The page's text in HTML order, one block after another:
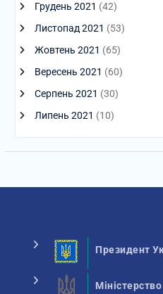
Грудень 2021 (42)
Листопад 2021 (53)
Жовтень 2021 (65)
Вересень 2021 (60)
Серпень 2021 (30)
Липень 2021 (10)
Президент